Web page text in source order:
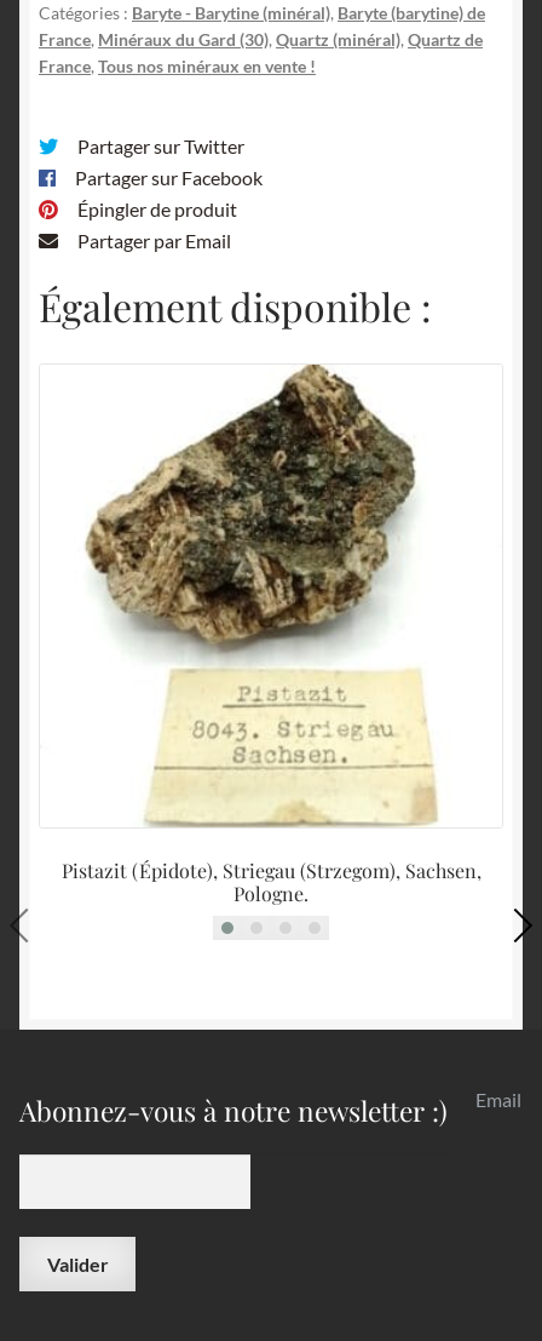
Catégories : Baryte - Barytine (minéral), Baryte (barytine) de
France, Minéraux du Gard (30), Quartz (minéral), Quartz de
France, Tous nos minéraux en vente !
Partager sur Twitter
Partager sur Facebook
Épingler de produit
Partager par Email
Également disponible :
Pistazit (Épidote), Striegau (Strzegom), Sachsen,
Pologne.
Abonnez-vous à notre newsletter :) Email